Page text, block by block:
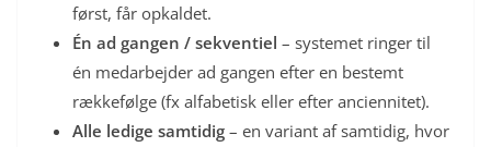
først, får opkaldet.
Én ad gangen / sekventiel – systemet ringer til
én medarbejder ad gangen efter en bestemt
rækkefølge (fx alfabetisk eller efter anciennitet).
Alle ledige samtidig – en variant af samtidig, hvor